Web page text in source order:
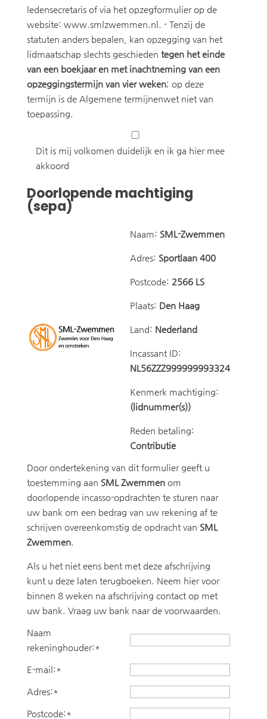
ledensecretaris of via het opzegformulier op de
website: www.smlzwemmen.nl. - Tenzij de
statuten anders bepalen, kan opzegging van het
lidmaatschap slechts geschieden tegen het einde
van een boekjaar en met inachtneming van een
opzeggingstermijn van vier weken; op deze
termijn is de Algemene termijnenwet niet van
toepassing.
Dit is mij volkomen duidelijk en ik ga hier mee
akkoord
Doorlopende machtiging
(sepa)
Naam: SML-Zwemmen
Adres: Sportlaan 400
Postcode: 2566 LS
Plaats: Den Haag
Land: Nederland
Incassant ID:
NL56ZZZ999999993324
Kenmerk machtiging:
(lidnummer(s))
Reden betaling:
Contributie
Door ondertekening van dit formulier geeft u
toestemming aan SML Zwemmenom
doorlopende incasso-opdrachten te sturen naar
uw bank om een bedrag van uw rekening af te
schrijven overeenkomstig de opdracht van SML
Zwemmen.
Als u het niet eens bent met deze afschrijving
kunt u deze laten terugboeken. Neem hier voor
binnen 8 weken na afschrijving contact op met
uw bank. Vraag uw bank naar de voorwaarden.
Naam
rekeninghouder:*
E-mail:*
Adres:*
Postcode:*